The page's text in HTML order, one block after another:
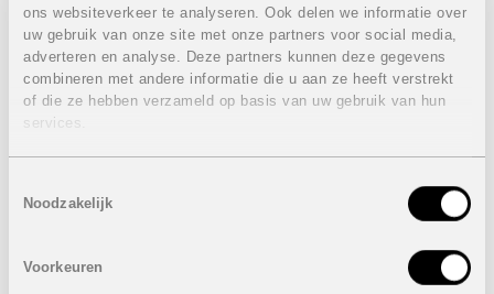
ons websiteverkeer te analyseren. Ook delen we informatie over
uw gebruik van onze site met onze partners voor social media,
adverteren en analyse. Deze partners kunnen deze gegevens
combineren met andere informatie die u aan ze heeft verstrekt
of die ze hebben verzameld op basis van uw gebruik van hun
services.
Noodzakelijk
Voorkeuren
4 Slaapkamers
4 Badkamers
Bebouwde oppervlakte: 229 m²
Totale oppervlakte terras: 146 m²
Oppervlakte perceel: van 960 m² tot 1.104 m²
VERKOCHT
Onder voorbehoud van eventuele prijswijzigingen.
STUUR NAAR EEN VRIEND